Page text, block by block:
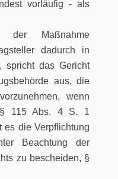
vorläufig - als
der Maßnahme
dadurch in
spricht das Gericht
aus, die
wenn
115 Abs. 4 S. 1
es die Verpflichtung
Beachtung der
zu bescheiden, §